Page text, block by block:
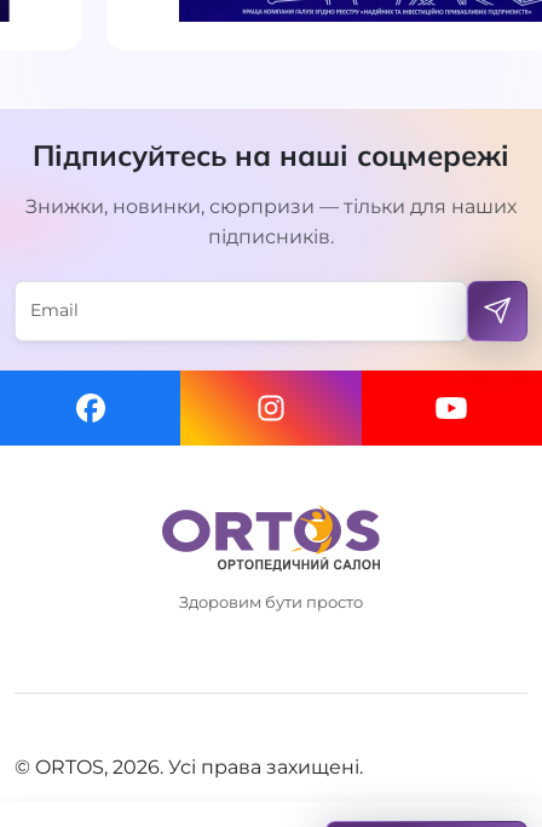
Підписуйтесь на наші соцмережі
Знижки, новинки, сюрпризи — тільки для наших
підписників.
Здоровим бути просто
© ORTOS, 2026. Усі права захищені.